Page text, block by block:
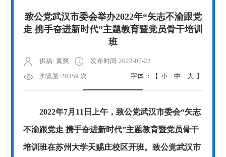
致公党武汉市委会举办2022年“矢志不渝跟党
走 携手奋进新时代”主题教育暨党员骨干培训
班
供稿: 黄爽
发布时间:2022-07-22
浏览量:20359 次
字体 ：【 小 中 大 】
2022年7月11日上午，致公党武汉市委会“矢志
不渝跟党走 携手奋进新时代”主题教育暨党员骨干
培训班在苏州大学天赐庄校区开班。致公党武汉市